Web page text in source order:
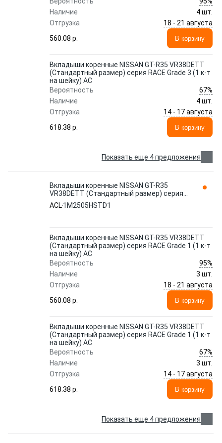
Наличие
4 шт.
Отгрузка
18 - 21 августа
560.08 p.
В корзину
Вкладыши коренные NISSAN GT-R35 VR38DETT
(Стандартный размер) серия RACE Grade 3 (1 к-т
на шейку) AC
Вероятность
67%
Наличие
4 шт.
Отгрузка
14 - 17 августа
618.38 p.
В корзину
Показать еще 4 предложения
Вкладыши коренные NISSAN GT-R35
VR38DETT (Стандартный размер) серия
RACE Grade 1 (1 к-т на шейку) AC
ACL1M2505HSTD1
Вкладыши коренные NISSAN GT-R35 VR38DETT
(Стандартный размер) серия RACE Grade 1 (1 к-т
на шейку) AC
Вероятность
95%
Наличие
3 шт.
Отгрузка
18 - 21 августа
560.08 p.
В корзину
Вкладыши коренные NISSAN GT-R35 VR38DETT
(Стандартный размер) серия RACE Grade 1 (1 к-т
на шейку) AC
Вероятность
67%
Наличие
3 шт.
Отгрузка
14 - 17 августа
618.38 p.
В корзину
Показать еще 4 предложения